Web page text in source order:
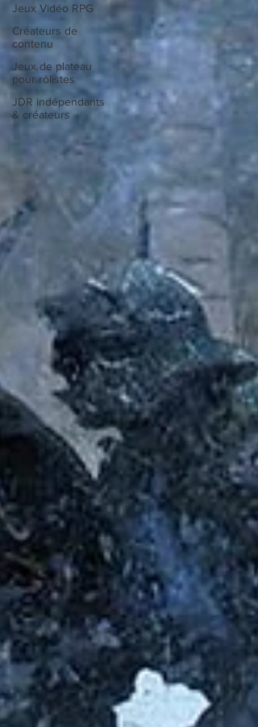
Jeux Vidéo RPG
Créateurs de
contenu
Jeux de plateau
pour rôlistes
JDR indépendants
& créateurs